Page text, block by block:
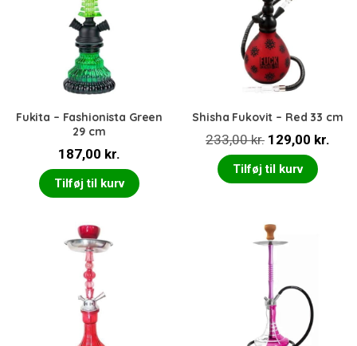
Fukita – Fashionista Green
29 cm
187,00 kr.
Tilføj til kurv
Shisha Fukovit – Red 33 cm
233,00kr. Den
oprindelige
pris
233,00 kr..
129,00 kr.
Tilføj til kurv